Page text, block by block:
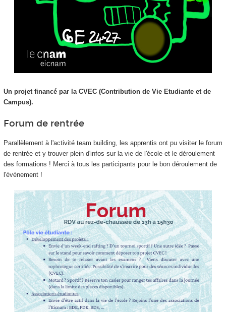
Un projet financé par la CVEC (Contribution de Vie Etudiante et de
Campus).
Forum de rentrée
Parallèlement à l'activité team building, les apprentis ont pu visiter le forum
de rentrée et y trouver plein d'infos sur la vie de l'école et le déroulement
des formations ! Merci à tous les participants pour le bon déroulement de
l'événement !